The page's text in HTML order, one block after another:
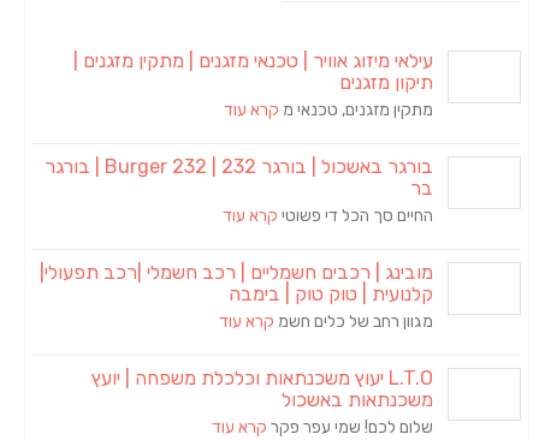
עילאי מיזוג אוויר | טכנאי מזגנים | מתקין מזגנים |
תיקון מזגנים
מתקין מזגנים, טכנאי מ קרא עוד
בורגר באשכול | בורגר 232 | Burger 232 | בורגר
בר
החיים סך הכל די פשוטי קרא עוד
מובינג | רכבים חשמליים | רכב חשמלי |רכב תפעולי|
קלנועית | טוק טוק | בימבה
מגוון רחב של כלים חשמ קרא עוד
L.T.O יעוץ משכנתאות וכלכלת משפחה | יועץ
משכנתאות באשכול
שלום לכם! שמי עפר פקר קרא עוד